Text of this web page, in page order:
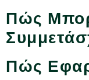
Πώς
Πώς